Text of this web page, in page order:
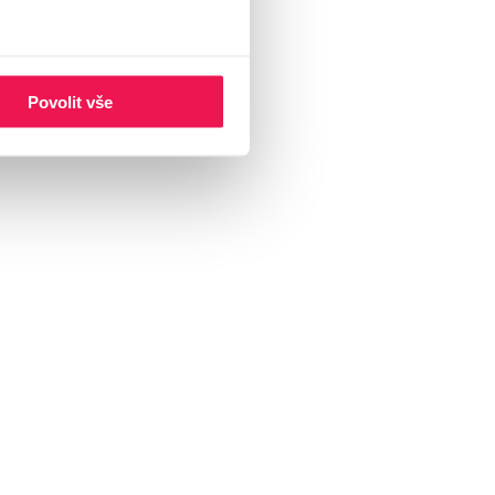
Povolit vše